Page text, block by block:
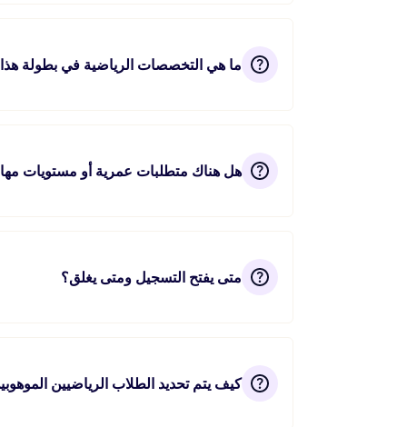
ما هي التخصصات الرياضية في بطولة هذا
هل هناك متطلبات عمرية أو مستويات
متى يفتح التسجيل ومتى يغلق؟
كيف يتم تحديد الطلاب الرياضيين